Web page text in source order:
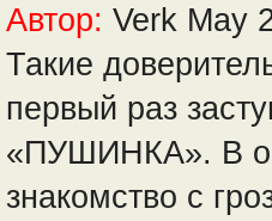
Автор: Verk May
Такие
первый раз
«ПУШИНКА». В
знакомство с